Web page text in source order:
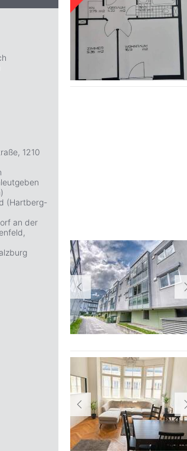
1210
(Hartberg-
an der